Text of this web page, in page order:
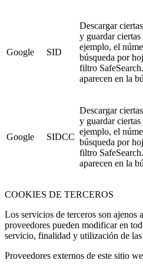
Google SID
Descargar
y guardar
ejemplo, el
búsqueda por
filtro
aparecen en la
Google SIDCC
Descargar
y guardar
ejemplo, el
búsqueda por
filtro
aparecen en la
COOKIES DE TERCEROS
Los servicios de terceros son ajenos
proveedores pueden modificar en
servicio, finalidad y utilización de las
Proveedores externos de este sitio